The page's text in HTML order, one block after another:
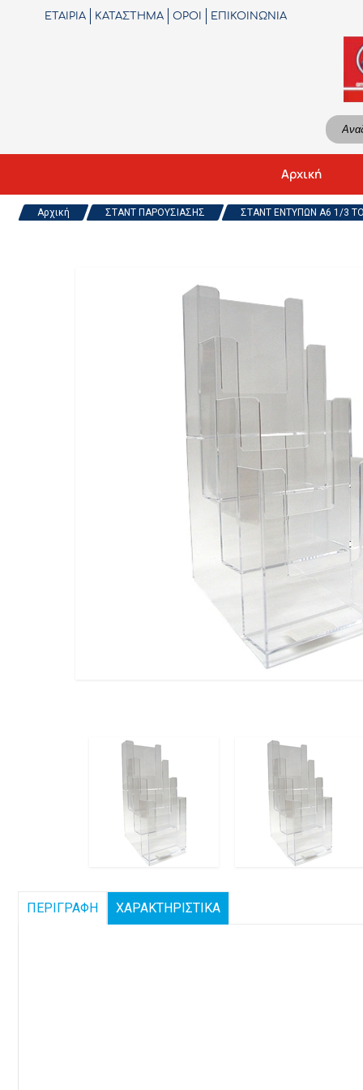
ΕΤΑΙΡΙΑ ΚΑΤΑΣΤΗΜΑ ΟΡΟΙ ΕΠΙΚΟΙΝΩΝΙΑ
Αρχική
Αρχική ΣΤΑΝΤ ΠΑΡΟΥΣΙΑΣΗΣ ΣΤΑΝΤ ΕΝΤΥΠΩΝ Α6 1/3
ΠΕΡΙΓΡΑΦΗ ΧΑΡΑΚΤΗΡΙΣΤΙΚΑ